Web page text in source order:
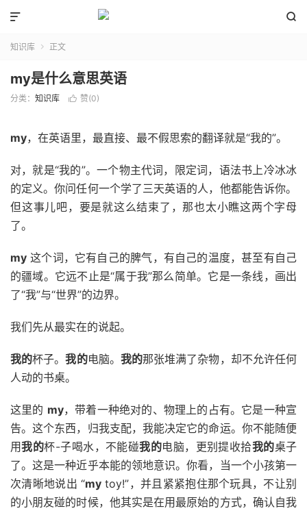


知识库  正文
my是什么意思英语
分类： 知识库  赞(0)
my，在英语里，最直接、最不假思索的翻译就是“我的”。
对，就是“我的”。一个物主代词，限定词，语法书上冷冰冰
的定义。你问任何一个学了三天英语的人，他都能告诉你。
但这事儿吧，要是就这么结束了，那也太小瞧这两个字母
了。
my 这个词，它有自己的脾气，有自己的温度，甚至有自己
的疆域。它远不止是“属于我”那么简单。它是一条线，画出
了“我”与“世界”的边界。
我们先从最实在的说起。
我的杯子。我的电脑。 我的那张堆满了杂物，却不允许任何
人动的书桌。
这里的 my，带着一种绝对的、物理上的占有。它是一种宣
告。这个东西，归我支配，我能决定它的命运。你不能随便
用我的杯-子喝水，不能碰我的电脑，更别提收拾我的桌子
了。这是一种近乎本能的领地意识。你看，当一个小孩第一
次清晰地说出 “my toy!”，并且紧紧抱住那个玩具，不让别
的小朋友碰的时候，他其实是在用最原始的方式，确认自我